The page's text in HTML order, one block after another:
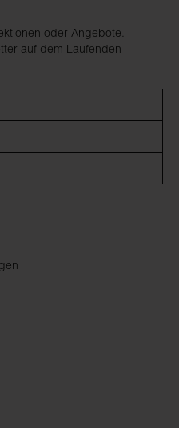
oder Angebote.
auf dem Laufenden